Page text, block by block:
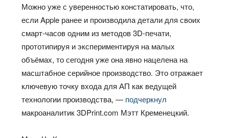
Можно уже с уверенностью констатировать, что,
если Apple ранее и производила детали для своих
смарт-часов одним из методов 3D-печати,
прототипируя и экспериментируя на малых
объёмах, то сегодня уже она явно нацелена на
масштабное серийное производство. Это отражает
ключевую точку входа для АП как ведущей
технологии производства, — подчеркнул
макроаналитик 3DPrint.com Мэтт Кременецкий.